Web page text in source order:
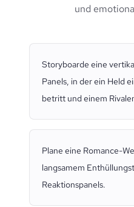
und
Storyboarde eine
Panels, in der ein Held
betritt und einem
Plane eine Romance-
langsamem
Reaktionspanels.